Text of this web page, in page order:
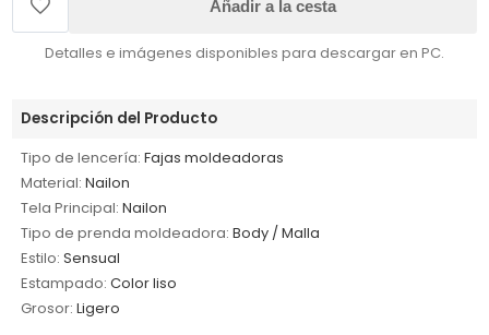
Añadir a la cesta
Detalles e imágenes disponibles para descargar en PC.
Descripción del Producto
Tipo de lencería: Fajas moldeadoras
Material: Nailon
Tela Principal: Nailon
Tipo de prenda moldeadora: Body / Malla
Estilo: Sensual
Estampado: Color liso
Grosor: Ligero